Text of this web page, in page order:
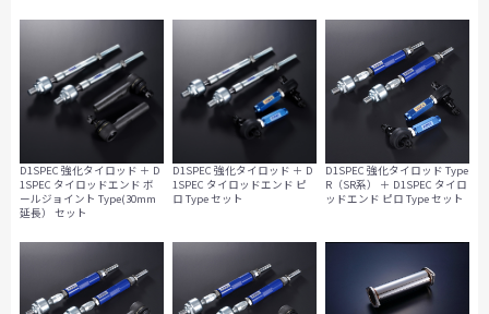
D1SPEC 強化タイロッド ＋ D
1SPEC タイロッドエンド ボ
ールジョイント Type(30mm
延長） セット
D1SPEC 強化タイロッド ＋ D
1SPEC タイロッドエンド ピ
ロ Type セット
D1SPEC 強化タイロッド Type
R（SR系） ＋ D1SPEC タイロ
ッドエンド ピロ Type セット